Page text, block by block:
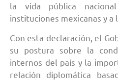
la vida pública
instituciones mexicanas y a
Con esta declaración, el
su postura sobre la
internos del país y la
relación diplomática